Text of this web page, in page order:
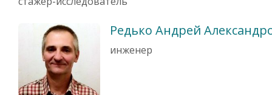
Редько Андрей
инженер